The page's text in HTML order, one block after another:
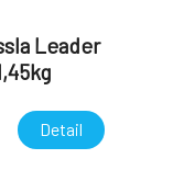
Leader
Detail